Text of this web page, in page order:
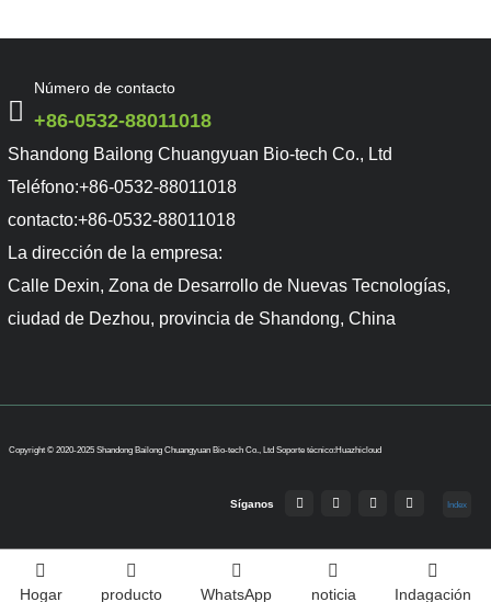
Número de contacto
+86-0532-88011018
Shandong Bailong Chuangyuan Bio-tech Co., Ltd
Teléfono:+86-0532-88011018
contacto:+86-0532-88011018
La dirección de la empresa:
Calle Dexin, Zona de Desarrollo de Nuevas Tecnologías,
ciudad de Dezhou, provincia de Shandong, China
Copyright © 2020-2025 Shandong Bailong Chuangyuan Bio-tech Co., Ltd Soporte técnico:Huazhicloud
Síganos Index
Hogar producto WhatsApp noticia Indagación